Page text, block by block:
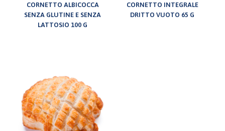
CORNETTO ALBICOCCA
SENZA GLUTINE E SENZA
LATTOSIO 100 G
CORNETTO INTEGRALE
DRITTO VUOTO 65 G